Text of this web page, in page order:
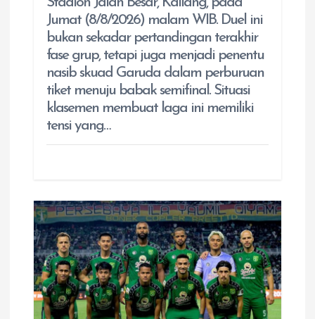
Jumat (8/8/2026) malam WIB. Duel ini
bukan sekadar pertandingan terakhir
fase grup, tetapi juga menjadi penentu
nasib skuad Garuda dalam perburuan
tiket menuju babak semifinal. Situasi
klasemen membuat laga ini memiliki
tensi yang…